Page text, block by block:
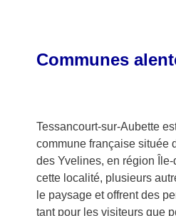
Communes
Tessancourt-sur-Aubette
commune française située
des Yvelines, en région
cette localité, plusieurs
le paysage et offrent des
tant pour les visiteurs que